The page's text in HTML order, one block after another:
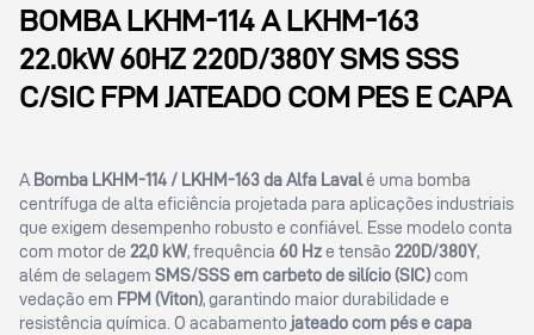
BOMBA LKHM-114 A LKHM-163
22.0kW 60HZ 220D/380Y SMS SSS
C/SIC FPM JATEADO COM PES E CAPA
A Bomba LKHM-114 / LKHM-163 da Alfa Lavalé uma bomba
centrífuga de alta eficiência projetada para aplicações industriais
que exigem desempenho robusto e confiável. Esse modelo conta
com motor de 22,0 kW, frequência 60 Hze tensão220D/380Y,
além de selagem SMS/SSS em carbeto de silício (SIC)com
vedação em FPM (Viton), garantindo maior durabilidade e
resistência química. O acabamento jateado com pés e capa